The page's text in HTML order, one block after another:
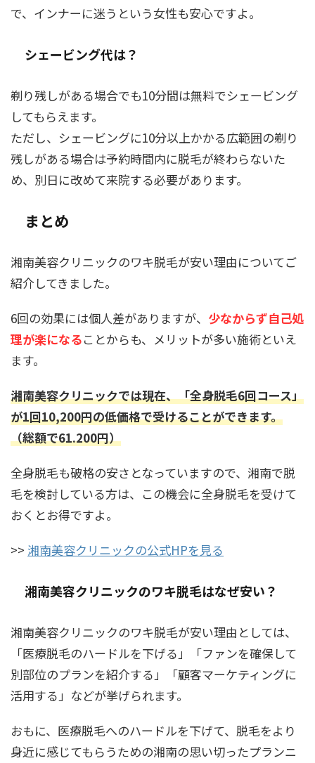
で、インナーに迷うという女性も安心ですよ。
シェービング代は？
剃り残しがある場合でも10分間は無料でシェービング
してもらえます。
ただし、シェービングに10分以上かかる広範囲の剃り
残しがある場合は予約時間内に脱毛が終わらないた
め、別日に改めて来院する必要があります。
まとめ
湘南美容クリニックのワキ脱毛が安い理由についてご
紹介してきました。
6回の効果には個人差がありますが、 少なからず自己処
理が楽になることからも、メリットが多い施術といえ
ます。
湘南美容クリニックでは現在、「全身脱毛6回コース」
が1回10,200円の低価格で受けることができます。
（総額で61.200円）
全身脱毛も破格の安さとなっていますので、湘南で脱
毛を検討している方は、この機会に全身脱毛を受けて
おくとお得ですよ。
>> 湘南美容クリニックの公式HPを見る
湘南美容クリニックのワキ脱毛はなぜ安い？
湘南美容クリニックのワキ脱毛が安い理由としては、
「医療脱毛のハードルを下げる」「ファンを確保して
別部位のプランを紹介する」「顧客マーケティングに
活用する」などが挙げられます。
おもに、医療脱毛へのハードルを下げて、脱毛をより
身近に感じてもらうための湘南の思い切ったプランニ